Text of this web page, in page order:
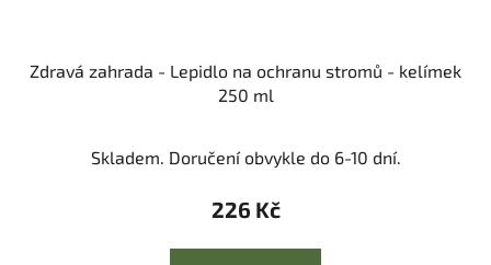
Zdravá zahrada - Lepidlo na ochranu stromů - kelímek
250 ml
Skladem. Doručení obvykle do 6-10 dní.
226 Kč